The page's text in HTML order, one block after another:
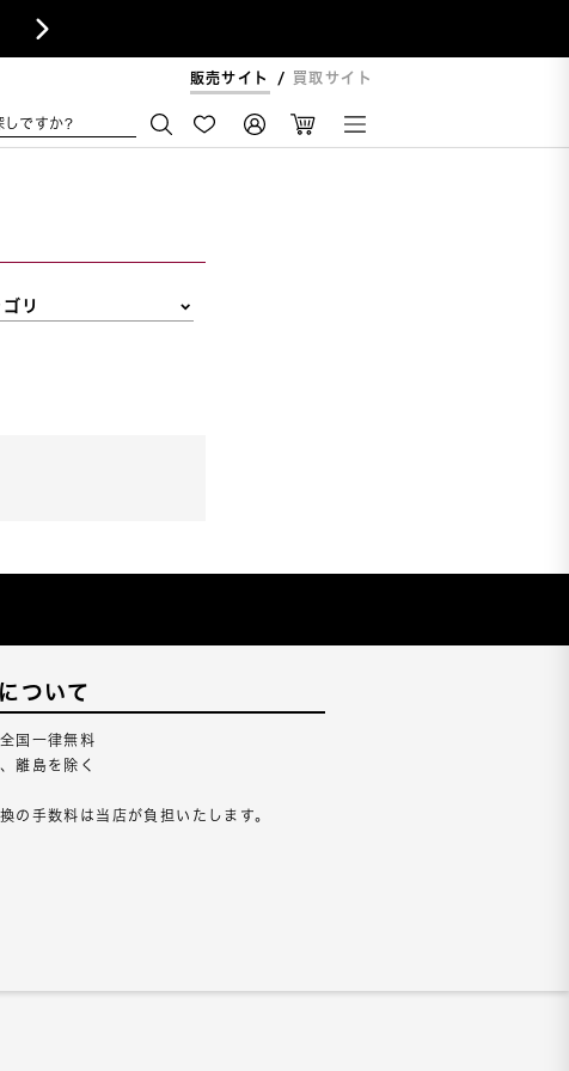

販売サイト 買取サイト
しですか?
リ
ついて
国一律無料
離島を除く
の手数料は当店が負担いたします。